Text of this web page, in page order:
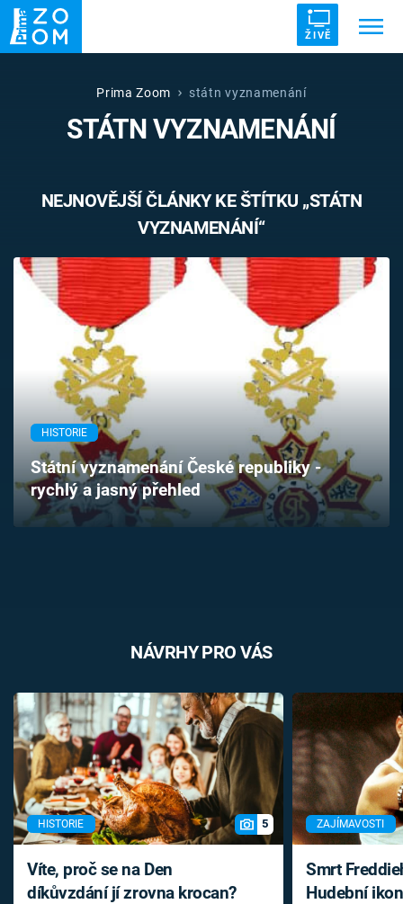
ŽIVĚ
ZRÁDCI UFO DRUHÁ SVĚTOVÁ VÁLKA
ZÁHADY VETŘELCI DÁVNOVĚKU
Témata
Pořady
TV Program
Časopis
Sledujte prima+
Přihlášení
Prima Zoom státn vyznamenání
STÁTN VYZNAMENÁNÍ
NEJNOVĚJŠÍ ČLÁNKY KE ŠTÍTKU „STÁTN
VYZNAMENÁNÍ“
HISTORIE
Státní vyznamenání České republiky -
rychlý a jasný přehled
NÁVRHY PRO VÁS
HISTORIE 5
Víte, proč se na Den
díkůvzdání jí zrovna krocan?
ZAJÍMAVOSTI
Smrt
Hudební